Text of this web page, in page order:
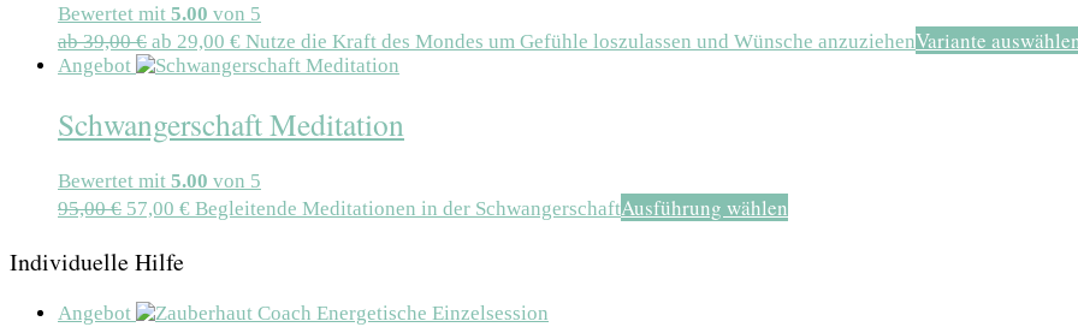
Bewertet mit 5.00 von 5
ab39,00€ ab 29,00 € Nutze die Kraft des Mondes um Gefühle loszulassen und Wünsche anzuziehenVariante
Angebot
Schwangerschaft Meditation
Bewertet mit 5.00 von 5
95,00€ 57,00 € Begleitende Meditationen in der SchwangerschaftAusführung wählen
Individuelle Hilfe
Angebot